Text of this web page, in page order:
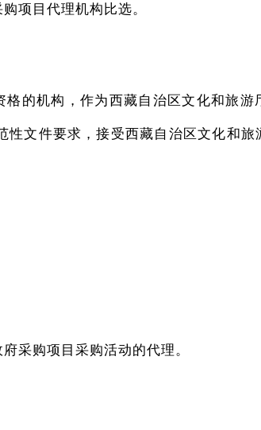
项目代理机构比选。
的机构，作为西藏自治区文化和旅游
文件要求，接受西藏自治区文化和
采购项目采购活动的代理。